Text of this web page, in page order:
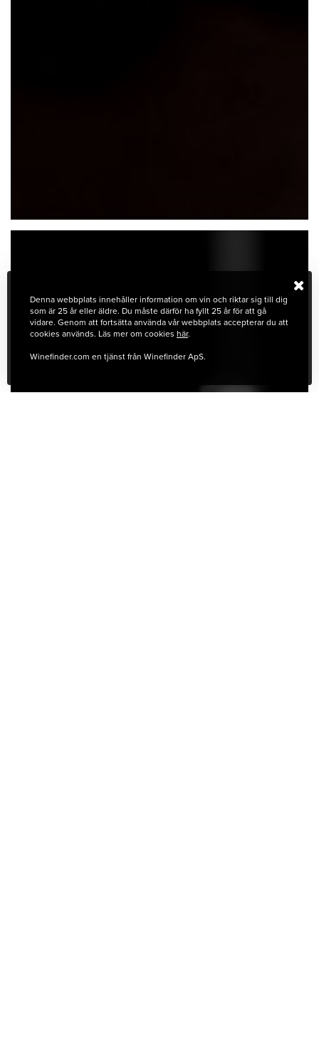
Denna webbplats innehåller information om vin och riktar sig till dig
som är 25 år eller äldre. Du måste därför ha fyllt 25 år för att gå
vidare. Genom att fortsätta använda vår webbplats accepterar du att
cookies används. Läs mer om cookies här.
Winefinder.com en tjänst från Winefinder ApS.